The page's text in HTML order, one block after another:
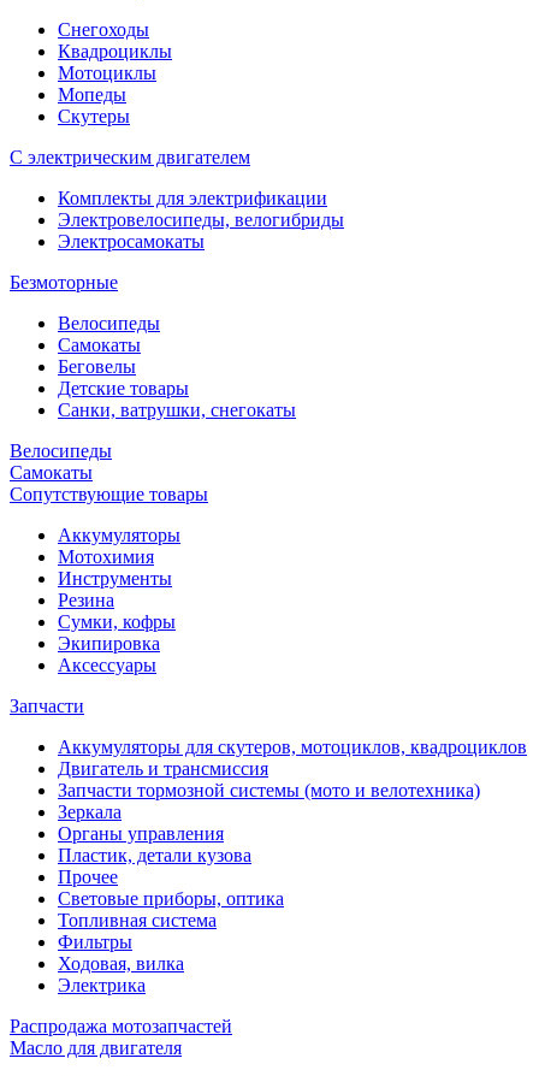
Снегоходы
Квадроциклы
Мотоциклы
Мопеды
Скутеры
С электрическим двигателем
Комплекты для электрификации
Электровелосипеды, велогибриды
Электросамокаты
Безмоторные
Велосипеды
Самокаты
Беговелы
Детские товары
Санки, ватрушки, снегокаты
Велосипеды
Самокаты
Сопутствующие товары
Аккумуляторы
Мотохимия
Инструменты
Резина
Сумки, кофры
Экипировка
Аксессуары
Запчасти
Аккумуляторы для скутеров, мотоциклов, квадроциклов
Двигатель и трансмиссия
Запчасти тормозной системы (мото и велотехника)
Зеркала
Органы управления
Пластик, детали кузова
Прочее
Световые приборы, оптика
Топливная система
Фильтры
Ходовая, вилка
Электрика
Распродажа мотозапчастей
Масло для двигателя